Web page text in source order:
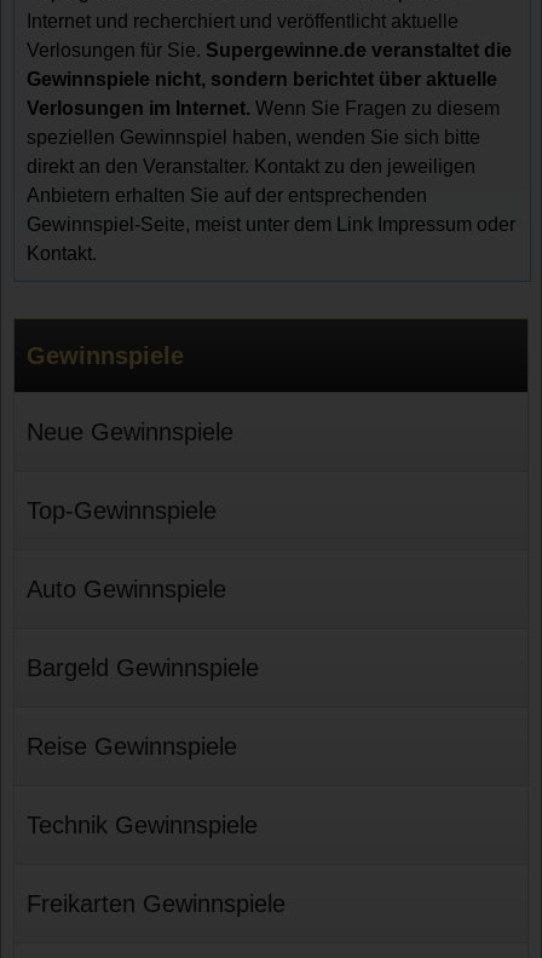
Internet und recherchiert und veröffentlicht aktuelle
Verlosungen für Sie. Supergewinne.de veranstaltet die
Gewinnspiele nicht, sondern berichtet über aktuelle
Verlosungen im Internet. Wenn Sie Fragen zu diesem
speziellen Gewinnspiel haben, wenden Sie sich bitte
direkt an den Veranstalter. Kontakt zu den jeweiligen
Anbietern erhalten Sie auf der entsprechenden
Gewinnspiel-Seite, meist unter dem Link Impressum oder
Kontakt.
Gewinnspiele
Neue Gewinnspiele
Top-Gewinnspiele
Auto Gewinnspiele
Bargeld Gewinnspiele
Reise Gewinnspiele
Technik Gewinnspiele
Freikarten Gewinnspiele